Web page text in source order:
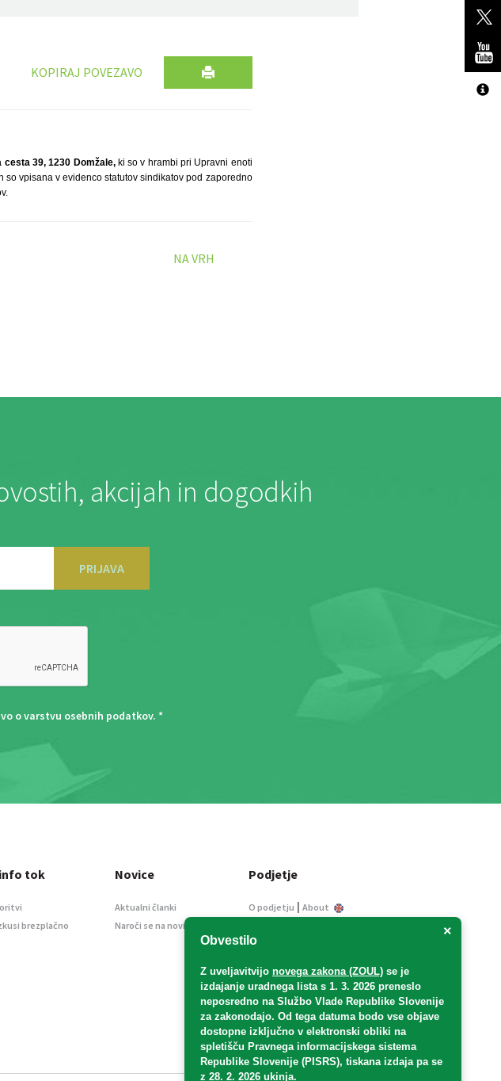
KOPIRAJ POVEZAVO
cesta 39, 1230 Domžale,ki so v hrambi pri Upravni enoti
vpisana v evidenco statutov sindikatov pod zaporedno
NA VRH
akcijah in dogodkih
PRIJAVA
o varstvu osebnih podatkov. *
×
Obvestilo
Z uveljavitvijo novega zakona (ZOUL) se je
izdajanje uradnega lista s 1. 3. 2026 preneslo
neposredno na Službo Vlade Republike Slovenije
za zakonodajo. Od tega datuma bodo vse objave
dostopne izključno v elektronski obliki na
spletišču Pravnega informacijskega sistema
Republike Slovenije (PISRS), tiskana izdaja pa se
z 28. 2. 2026 ukinja.
tok
brezplačno
Novice
Aktualni članki
Naroči se na novice
Podjetje
O podjetju | About
Informacije javnega
Oglaševanje
Splošni pogoji
Izjava o varstvu osebnih
podatkov
E-dražbe